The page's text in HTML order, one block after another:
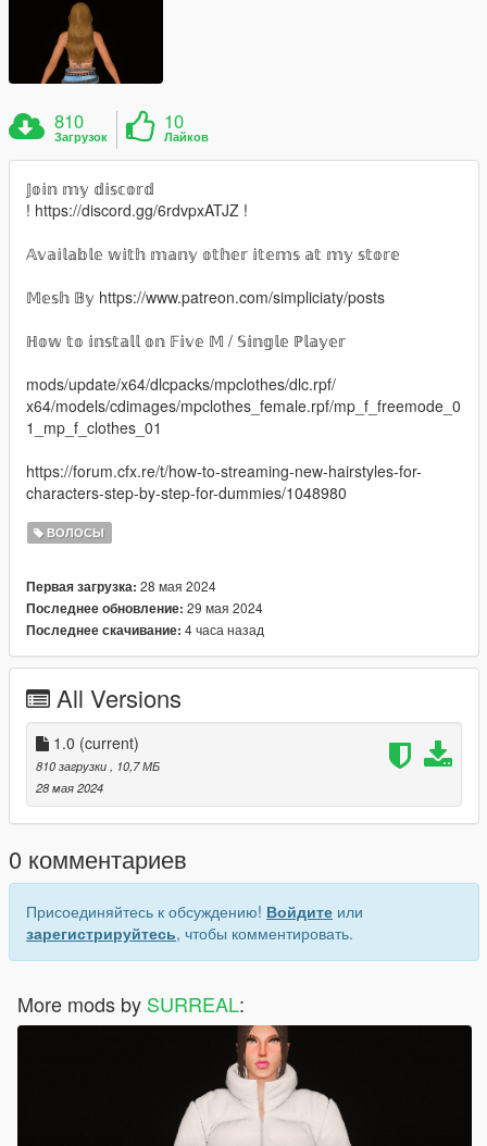
810
Загрузок
10
Лайков
𝕁𝕠𝕚𝕟 𝕞𝕪 𝕕𝕚𝕤𝕔𝕠𝕣𝕕
! https://discord.gg/6rdvpxATJZ !
𝔸𝕧𝕒𝕚𝕝𝕒𝕓𝕝𝕖 𝕨𝕚𝕥𝕙 𝕞𝕒𝕟𝕪 𝕠𝕥𝕙𝕖𝕣 𝕚𝕥𝕖𝕞𝕤 𝕒𝕥 𝕞𝕪 𝕤𝕥𝕠𝕣𝕖
𝕄𝕖𝕤𝕙 𝔹𝕪 https://www.patreon.com/simpliciaty/posts
ℍ𝕠𝕨 𝕥𝕠 𝕚𝕟𝕤𝕥𝕒𝕝𝕝 𝕠𝕟 𝔽𝕚𝕧𝕖 𝕄 / 𝕊𝕚𝕟𝕘𝕝𝕖 ℙ𝕝𝕒𝕪𝕖𝕣
mods/update/x64/dlcpacks/mpclothes/dlc.rpf/
x64/models/cdimages/mpclothes_female.rpf/mp_f_freemode_0
1_mp_f_clothes_01
https://forum.cfx.re/t/how-to-streaming-new-hairstyles-for-
characters-step-by-step-for-dummies/1048980
ВОЛОСЫ
Первая загрузка: 28 мая 2024
Последнее обновление: 29 мая 2024
Последнее скачивание: 4 часа назад
All Versions
1.0 (current)
810 загрузки
, 10,7 МБ
28 мая 2024
0 комментариев
Присоединяйтесь к обсуждению! Войдите или
зарегистрируйтесь, чтобы комментировать.
More mods by SURREAL: